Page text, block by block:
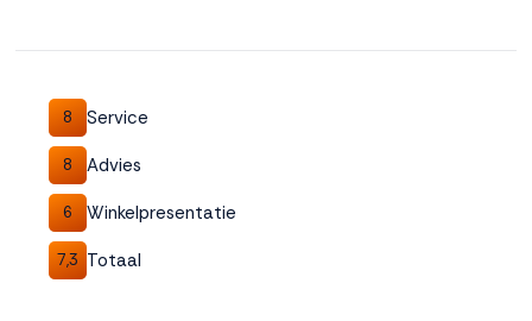
8 Service
8 Advies
6 Winkelpresentatie
7,3 Totaal